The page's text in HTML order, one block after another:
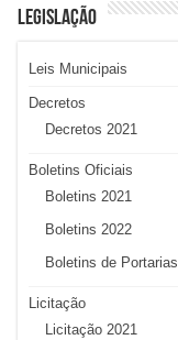
LEGISLAÇÃO
Leis Municipais
Decretos
Decretos 2021
Boletins Oficiais
Boletins 2021
Boletins 2022
Boletins de Portarias
Licitação
Licitação 2021